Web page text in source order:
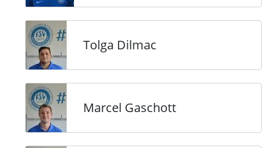
Tolga Dilmac
Marcel Gaschott